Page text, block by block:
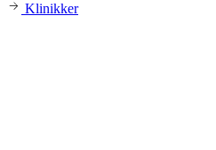
Klinikker